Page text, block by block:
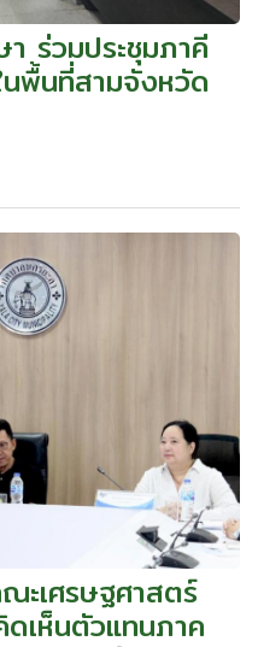
ร่วมประชุมภาคี
พื้นที่สามจังหวัด
ะเศรษฐศาสตร์
ดเห็นตัวแทนภาค